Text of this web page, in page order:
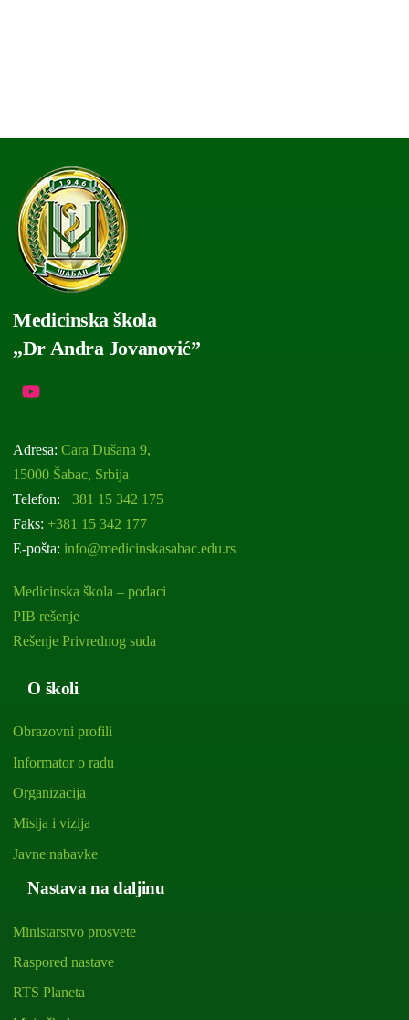
Medicinska škola
„Dr Andra Jovanović”
Adresa:Cara Dušana 9,
15000 Šabac, Srbija
Telefon: +381 15 342 175
Faks: +381 15 342 177
E-pošta:info@medicinskasabac.edu.rs
Medicinska škola – podaci
PIB rešenje
Rešenje Privrednog suda
O školi
Obrazovni profili
Informator o radu
Organizacija
Misija i vizija
Javne nabavke
Nastava na daljinu
Ministarstvo prosvete
Raspored nastave
RTS Planeta